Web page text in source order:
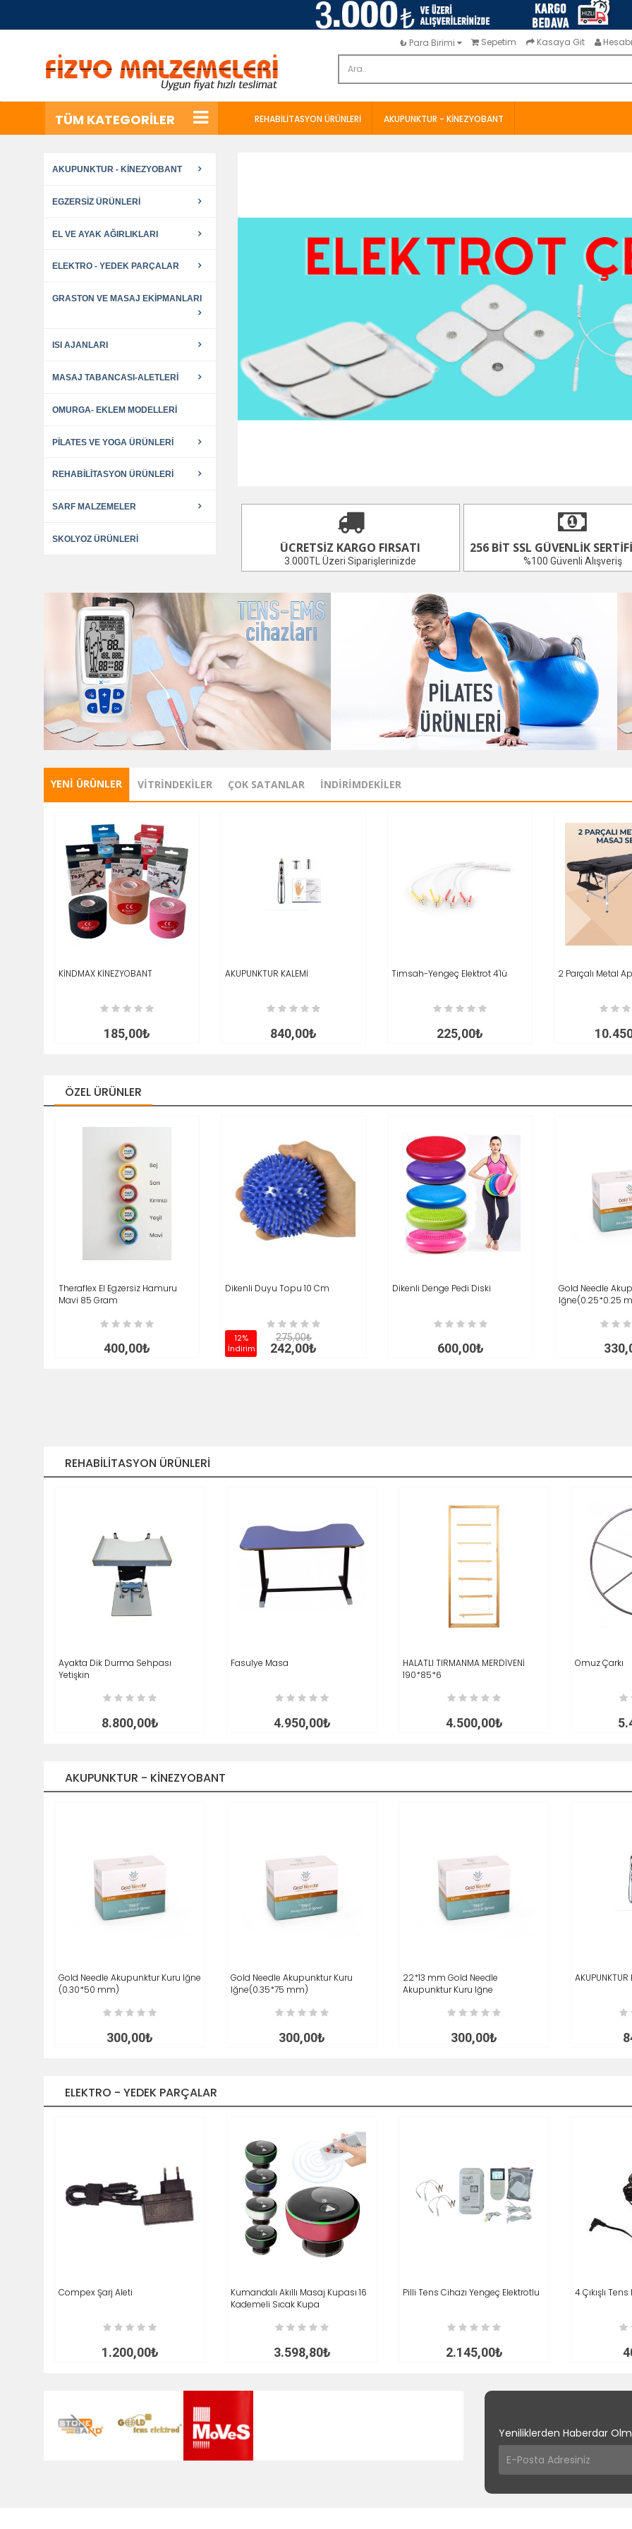
₺ Para Birimi Sepetim Kasaya Git
TÜM KATEGORİLER REHABILITASYON ÜRÜNLERI AKUPUNKTUR - KINEZYOBANT
AKUPUNKTUR - KINEZYOBANT
EGZERSIZ ÜRÜNLERI
EL VE AYAK AĞIRLIKLARI
ELEKTRO - YEDEK PARÇALAR
GRASTON VE MASAJ EKIPMANLARI
ISI AJANLARI
MASAJ TABANCASI-ALETLERI
OMURGA- EKLEM MODELLERI
PILATES VE YOGA ÜRÜNLERI
REHABILITASYON ÜRÜNLERI
SARF MALZEMELER
SKOLYOZ ÜRÜNLERI
ÜCRETSIZ KARGO FIRSATI
3.000TL Üzeri Siparişlerinizde
256 BIT SSL GÜVENLIK
%100 Güvenli Alışveriş
YENI ÜRÜNLER VITRINDEKILER ÇOK SATANLAR İNDIRIMDEKILER
SEPETE EKLE
KİNDMAX KİNEZYOBANT
185,00₺
SEPETE EKLE
AKUPUNKTUR KALEMİ
840,00₺
SEPETE EKLE İNCELE
Timsah-Yengeç Elektrot 4'lü
225,00₺
SEPETE EKLE
2 Parçalı Metal
ÖZEL ÜRÜNLER
SEPETE EKLE İNCELE
Theraflex El Egzersiz Hamuru
Mavi 85 Gram
400,00₺
12%
İndirim
SEPETE EKLE İNCELE
Dikenli Duyu Topu 10 Cm
275,00₺
242,00₺
SEPETE EKLE İNCELE
Dikenli Denge Pedi Diski
600,00₺
SEPETE EKLE
Gold Needle
Iğne(0.25*0.25
REHABILITASYON ÜRÜNLERI
SEPETE EKLE İNCELE
Ayakta Dik Durma Sehpası
Yetişkin
8.800,00₺
SEPETE EKLE
Fasulye Masa
4.950,00₺
SEPETE EKLE İNCELE
HALATLI TIRMANMA MERDİVENİ
190*85*6
4.500,00₺
SEPETE
Omuz Çarkı
AKUPUNKTUR - KINEZYOBANT
SEPETE EKLE İNCELE
Gold Needle Akupunktur Kuru Iğne
(0.30*50 mm)
300,00₺
SEPETE EKLE İNCELE
Gold Needle Akupunktur Kuru
Iğne(0.35*75 mm)
300,00₺
SEPETE EKLE
22*13 mm Gold Needle
Akupunktur Kuru Iğne
300,00₺
SEPETE
AKUPUNKTUR
ELEKTRO - YEDEK PARÇALAR
SEPETE EKLE
Compex Şarj Aleti
1.200,00₺
SEPETE EKLE İNCELE
Kumandalı Akıllı Masaj Kupası 16
Kademeli Sıcak Kupa
3.598,80₺
SEPETE EKLE İNCELE
Pilli Tens Cihazı Yengeç Elektrotlu
2.145,00₺
SEPETE
4 Çıkışlı
Yeniliklerden Haberdar